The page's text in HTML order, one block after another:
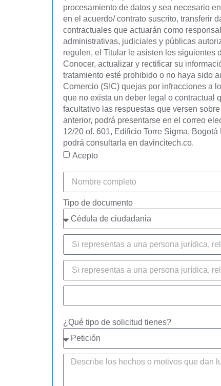
procesamiento de datos y sea necesario
en el acuerdo/ contrato suscrito, transferir
contractuales que actuarán como
administrativas, judiciales y públicas
regulen, el Titular le asisten los siguientes
Conocer, actualizar y rectificar su
tratamiento esté prohibido o no haya sido
Comercio (SIC) quejas por infracciones a
que no exista un deber legal o contractual
facultativo las respuestas que versen
anterior, podrá presentarse en el correo
12/20 of. 601, Edificio Torre Sigma,
podrá consultarla en davincitech.co.
Acepto
Tipo de documento
¿Qué tipo de solicitud tienes?